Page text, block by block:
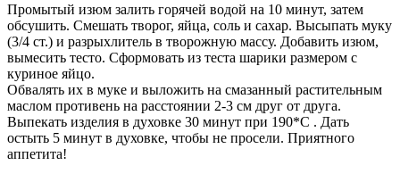
Промытый изюм залить горячей водой на 10 минут, затем
обсушить. Смешать творог, яйца, соль и сахар. Высыпать муку
(3/4 ст.) и разрыхлитель в творожную массу. Добавить изюм,
вымесить тесто. Сформовать из теста шарики размером с
куриное яйцо.
Обвалять их в муке и выложить на смазанный растительным
маслом противень на расстоянии 2-3 см друг от друга.
Выпекать изделия в духовке 30 минут при 190*С . Дать
остыть 5 минут в духовке, чтобы не просели. Приятного
аппетита!